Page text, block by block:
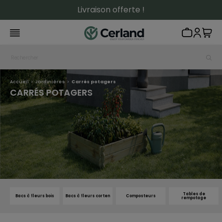
Livraison offerte !
Accueil Jardinières Carrés potagers
CARRÉS POTAGERS
Bacs à fleurs bois Bacs à fleurs corten Composteurs Tables de
rempotage